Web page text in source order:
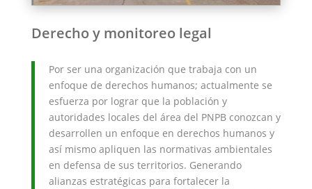
Derecho y monitoreo legal
Por ser una organización que trabaja con un
enfoque de derechos humanos; actualmente se
esfuerza por lograr que la población y
autoridades locales del área del PNPB conozcan y
desarrollen un enfoque en derechos humanos y
así mismo apliquen las normativas ambientales
en defensa de sus territorios. Generando
alianzas estratégicas para fortalecer la